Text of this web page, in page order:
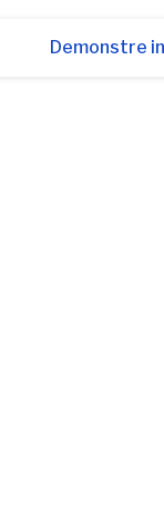
Demonstre